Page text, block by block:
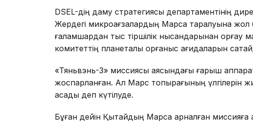
DSEL-дің даму стратегиясы департаментінің
Жердегі микроағзалардың Марсқа таралуына
ғаламшардан тыс тіршілік нысандарынан қорғау
комитеттің планеталық қорғаныс қағидаларын
«Тяньвэнь-3» миссиясы аясындағы ғарыш
жоспарланған. Ал Марс топырағының үлгілерін
асады деп күтілуде.
Бұған дейін Қытайдың Марсқа арналған миссияға